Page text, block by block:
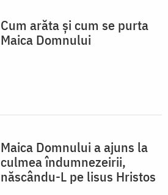
Cum arăta și cum se purta
Maica Domnului
Maica Domnului a ajuns la
culmea îndumnezeirii,
născându-L pe lisus Hristos